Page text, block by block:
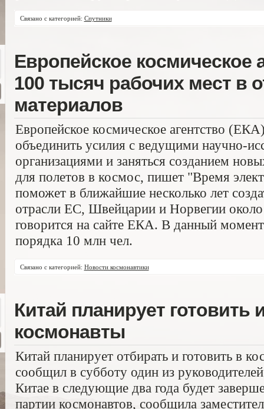
Связано с категорией: Спутники
Европейское космическое
100 тысяч рабочих мест в
материалов
Европейское космическое агентство
объединить усилия с ведущими научно-
организациями и заняться созданием
для полетов в космос, пишет "Время
поможет в ближайшие несколько лет
отрасли ЕС, Швейцарии и Норвегии
говорится на сайте ЕКА. В данный
порядка 10 млн чел.
Связано с категорией: Новости космонавтики
Китай планирует готовить
космонавты
Китай планирует отбирать и готовить в
сообщил в субботу один из
Китае в следующие два года будет
партии космонавтов, сообщила